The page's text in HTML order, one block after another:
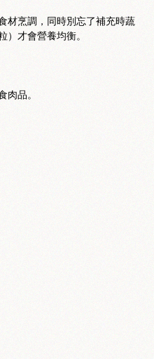
材烹調，同時別忘了補充時蔬
）才會營養均衡。
肉品。